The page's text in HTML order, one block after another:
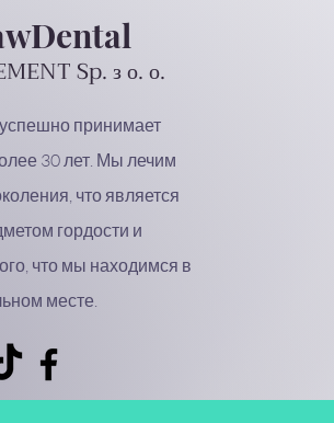
Sp. з о. о.
принимает
30 лет. Мы лечим
что является
гордости и
что мы находимся в
месте.